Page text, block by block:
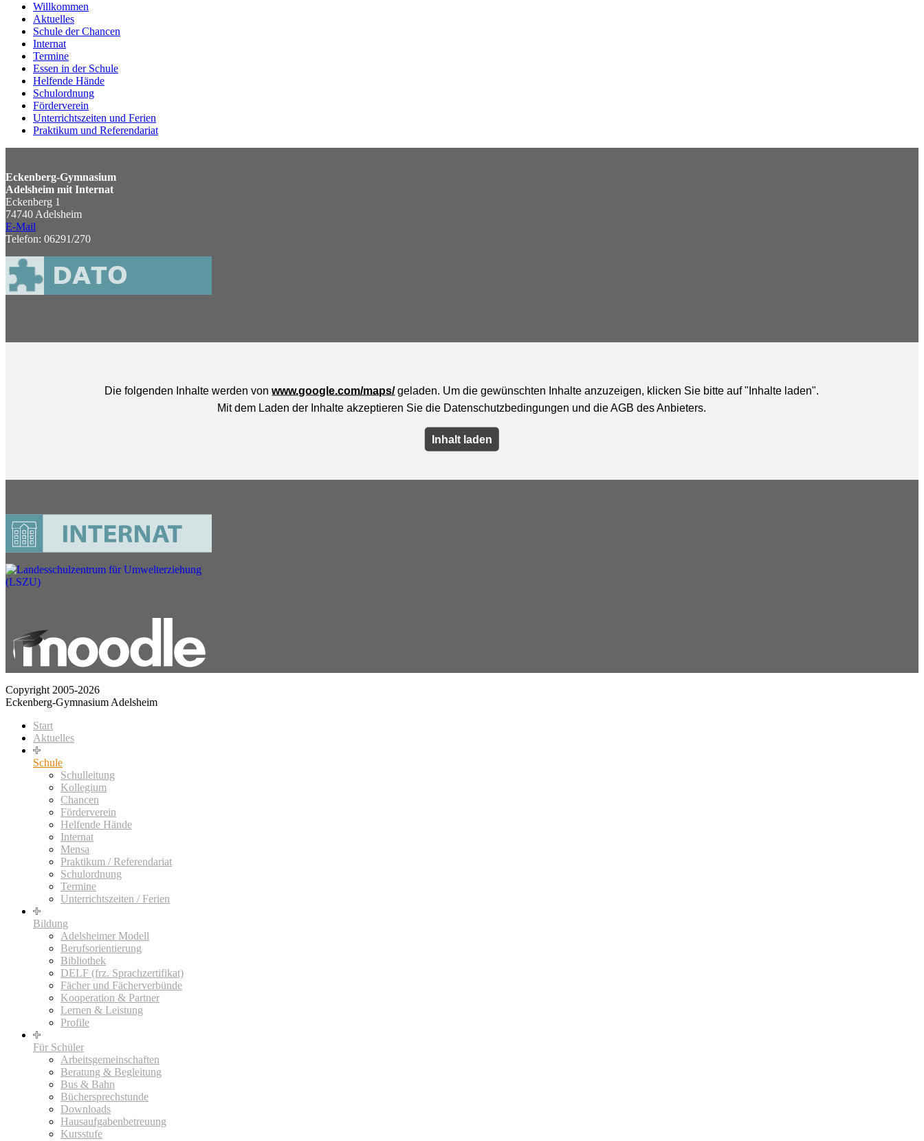
Willkommen
Aktuelles
Schule der Chancen
Internat
Termine
Essen in der Schule
Helfende Hände
Schulordnung
Förderverein
Unterrichtszeiten und Ferien
Praktikum und Referendariat
Eckenberg-Gymnasium
Adelsheim mit Internat
Eckenberg 1
74740 Adelsheim
E-Mail
Telefon: 06291/270
Copyright 2005-2026
Eckenberg-Gymnasium Adelsheim
Start
Aktuelles
Schule
Schulleitung
Kollegium
Chancen
Förderverein
Helfende Hände
Internat
Mensa
Praktikum / Referendariat
Schulordnung
Termine
Unterrichtszeiten / Ferien
Bildung
Adelsheimer Modell
Berufsorientierung
Bibliothek
DELF (frz. Sprachzertifikat)
Fächer und Fächerverbünde
Kooperation & Partner
Lernen & Leistung
Profile
Für Schüler
Arbeitsgemeinschaften
Beratung & Begleitung
Bus & Bahn
Büchersprechstunde
Downloads
Hausaufgabenbetreuung
Kursstufe